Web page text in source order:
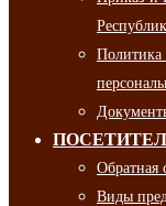
Политика
Обратная
Виды